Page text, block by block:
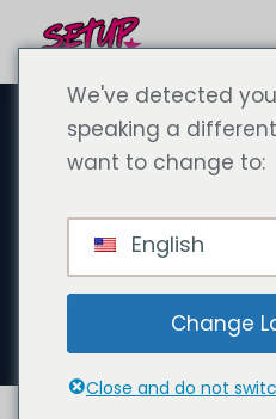
11
Att arbeta
Dubai: Lön,
We've detected
speaking a
want to change to:
English
Change
Close and do not